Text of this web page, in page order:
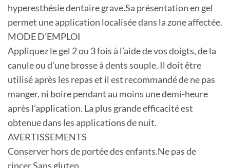
hyperesthésie dentaire grave.Sa présentation en gel
permet une application localisée dans la zone affectée.
MODE D’EMPLOI
Appliquez le gel 2 ou 3 fois à l’aide de vos doigts, de la
canule ou d’une brosse à dents souple. Il doit être
utilisé après les repas et il est recommandé de ne pas
manger, ni boire pendant au moins une demi-heure
après l’application. La plus grande efficacité est
obtenue dans les applications de nuit.
AVERTISSEMENTS
Conserver hors de portée des enfants.Ne pas de